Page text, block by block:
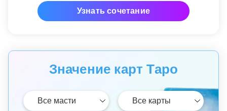
Узнать сочетание
Значение карт Таро